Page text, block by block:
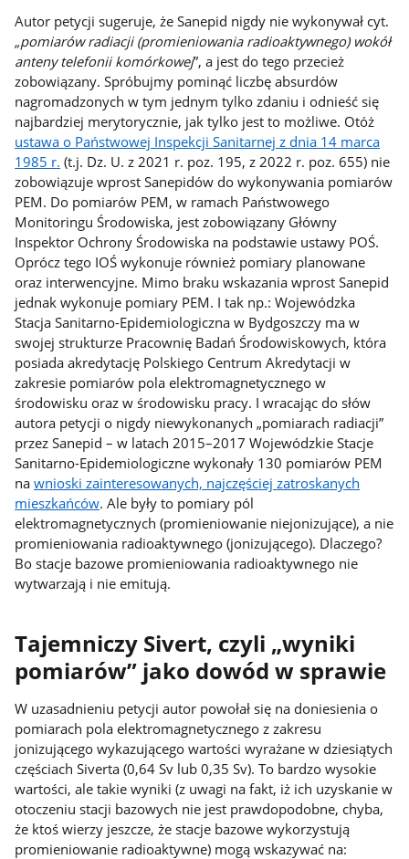
Autor petycji sugeruje, że Sanepid nigdy nie wykonywał cyt.
„pomiarów radiacji (promieniowania radioaktywnego) wokół
anteny telefonii komórkowej”, a jest do tego przecież
zobowiązany. Spróbujmy pominąć liczbę absurdów
nagromadzonych w tym jednym tylko zdaniu i odnieść się
najbardziej merytorycznie, jak tylko jest to możliwe. Otóż
ustawa o Państwowej Inspekcji Sanitarnej z dnia 14 marca
1985 r. (t.j. Dz. U. z 2021 r. poz. 195, z 2022 r. poz. 655) nie
zobowiązuje wprost Sanepidów do wykonywania pomiarów
PEM. Do pomiarów PEM, w ramach Państwowego
Monitoringu Środowiska, jest zobowiązany Główny
Inspektor Ochrony Środowiska na podstawie ustawy POŚ.
Oprócz tego IOŚ wykonuje również pomiary planowane
oraz interwencyjne. Mimo braku wskazania wprost Sanepid
jednak wykonuje pomiary PEM. I tak np.: Wojewódzka
Stacja Sanitarno-Epidemiologiczna w Bydgoszczy ma w
swojej strukturze Pracownię Badań Środowiskowych, która
posiada akredytację Polskiego Centrum Akredytacji w
zakresie pomiarów pola elektromagnetycznego w
środowisku oraz w środowisku pracy. I wracając do słów
autora petycji o nigdy niewykonanych „pomiarach radiacji”
przez Sanepid – w latach 2015–2017 Wojewódzkie Stacje
Sanitarno-Epidemiologiczne wykonały 130 pomiarów PEM
nawnioski zainteresowanych, najczęściej zatroskanych
mieszkańców. Ale były to pomiary pól
elektromagnetycznych (promieniowanie niejonizujące), a nie
promieniowania radioaktywnego (jonizującego). Dlaczego?
Bo stacje bazowe promieniowania radioaktywnego nie
wytwarzają i nie emitują.
Tajemniczy Sivert, czyli „wyniki
pomiarów” jako dowód w sprawie
W uzasadnieniu petycji autor powołał się na doniesienia o
pomiarach pola elektromagnetycznego z zakresu
jonizującego wykazującego wartości wyrażane w dziesiątych
częściach Siverta (0,64 Sv lub 0,35 Sv). To bardzo wysokie
wartości, ale takie wyniki (z uwagi na fakt, iż ich uzyskanie w
otoczeniu stacji bazowych nie jest prawdopodobne, chyba,
że ktoś wierzy jeszcze, że stacje bazowe wykorzystują
promieniowanie radioaktywne) mogą wskazywać na: